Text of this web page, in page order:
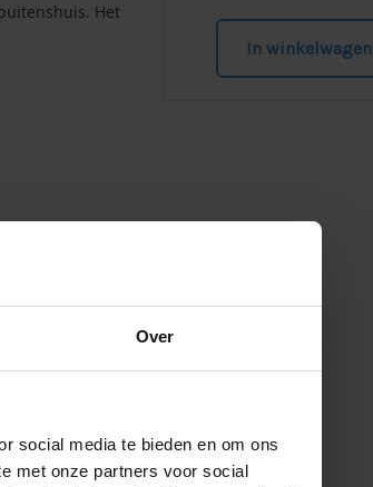
Over
social media te bieden en om ons
met onze partners voor social
Het
en uv folie. Het
maken
tegen
je aan je
In winkelwagen